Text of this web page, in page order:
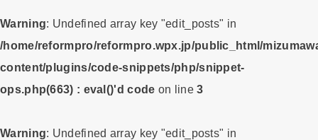
Warning: Undefined array key "edit_posts" in
/home/reformpro/reformpro.wpx.jp/public_html/
content/plugins/code-snippets/php/snippet-
ops.php(663) : eval()'d code on line3
Warning: Undefined array key "edit_posts" in